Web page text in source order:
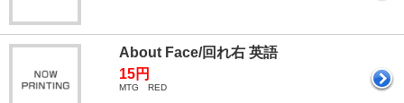
About Face/回れ右 英語
15円
MTG RED